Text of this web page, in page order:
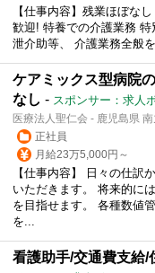
【仕事内容】残業ほぼな
歓迎! 特養での介護業務
泄介助等、 介護業務全般
ケアミックス型病院
なし - スポンサー：求人
医療法人聖仁会 - 鹿児島県
正社員
月給23万5,000円～
【仕事内容】 日々の仕訳
いただきます。 将来的に
を目指せます。 各種数値
を...
看護助手/交通費支給/